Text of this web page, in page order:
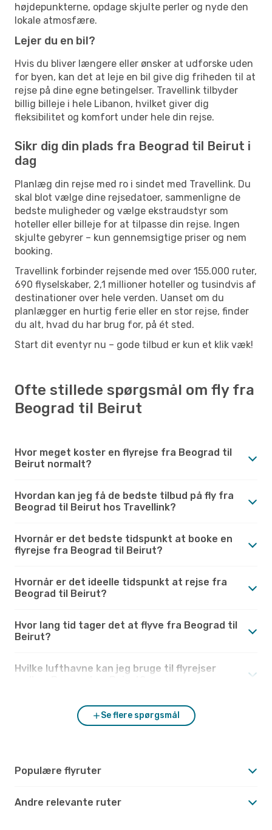
højdepunkterne, opdage skjulte perler og nyde den
lokale atmosfære.
Lejer du en bil?
Hvis du bliver længere eller ønsker at udforske uden
for byen, kan det at leje en bil give dig friheden til at
rejse på dine egne betingelser. Travellink tilbyder
billig billeje i hele Libanon, hvilket giver dig
fleksibilitet og komfort under hele din rejse.
Sikr dig din plads fra Beograd til Beirut i
dag
Planlæg din rejse med ro i sindet med Travellink. Du
skal blot vælge dine rejsedatoer, sammenligne de
bedste muligheder og vælge ekstraudstyr som
hoteller eller billeje for at tilpasse din rejse. Ingen
skjulte gebyrer – kun gennemsigtige priser og nem
booking.
Travellink forbinder rejsende med over 155.000 ruter,
690 flyselskaber, 2,1 millioner hoteller og tusindvis af
destinationer over hele verden. Uanset om du
planlægger en hurtig ferie eller en stor rejse, finder
du alt, hvad du har brug for, på ét sted.
Start dit eventyr nu – gode tilbud er kun et klik væk!
Ofte stillede spørgsmål om fly fra
Beograd til Beirut
Hvor meget koster en flyrejse fra Beograd til
Beirut normalt?
Hvordan kan jeg få de bedste tilbud på fly fra
Beograd til Beirut hos Travellink?
Hvornår er det bedste tidspunkt at booke en
flyrejse fra Beograd til Beirut?
Hvornår er det ideelle tidspunkt at rejse fra
Beograd til Beirut?
Hvor lang tid tager det at flyve fra Beograd til
Beirut?
Hvilke lufthavne kan jeg bruge til flyrejser
Se flere spørgsmål
Populære flyruter
Andre relevante ruter